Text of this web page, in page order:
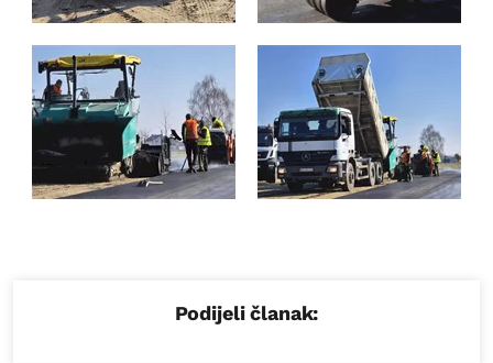
Podijeli članak: